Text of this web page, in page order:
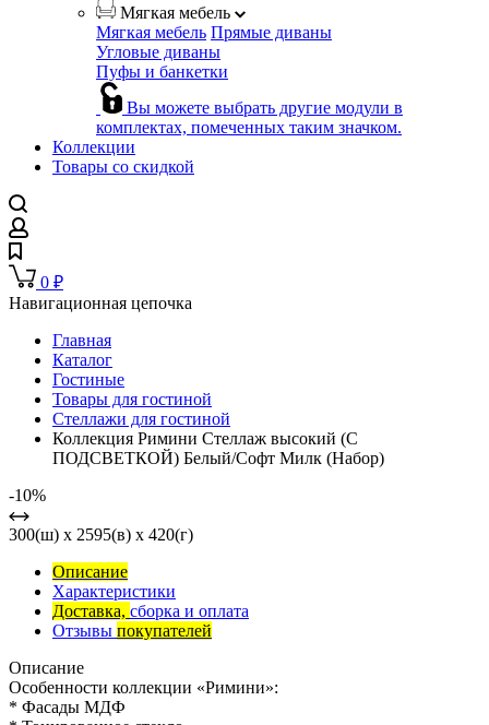
Мягкая мебель
Мягкая мебель Прямые диваны
Угловые диваны
Пуфы и банкетки
Вы можете выбрать другие модули в
комплектах, помеченных таким значком.
Коллекции
Товары со скидкой
0 ₽
Навигационная цепочка
Главная
Каталог
Гостиные
Товары для гостиной
Стеллажи для гостиной
Коллекция Римини Стеллаж высокий (С
ПОДСВЕТКОЙ) Белый/Софт Милк (Набор)
-10%
300(ш) x 2595(в) x 420(г)
Описание
Характеристики
Доставка, сборка и оплата
Отзывы покупателей
Описание
Особенности коллекции «Римини»:
* Фасады МДФ